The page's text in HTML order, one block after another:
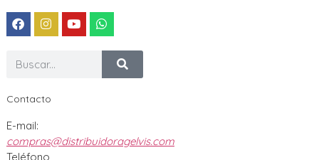
Contacto
E-mail:
compras@distribuidoragelvis.com
Teléfono